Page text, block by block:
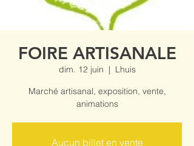
FOIRE ARTISANALE
dim. 12 juin
  |
Lhuis
Marché artisanal, exposition, vente,
animations
Aucun billet en vente